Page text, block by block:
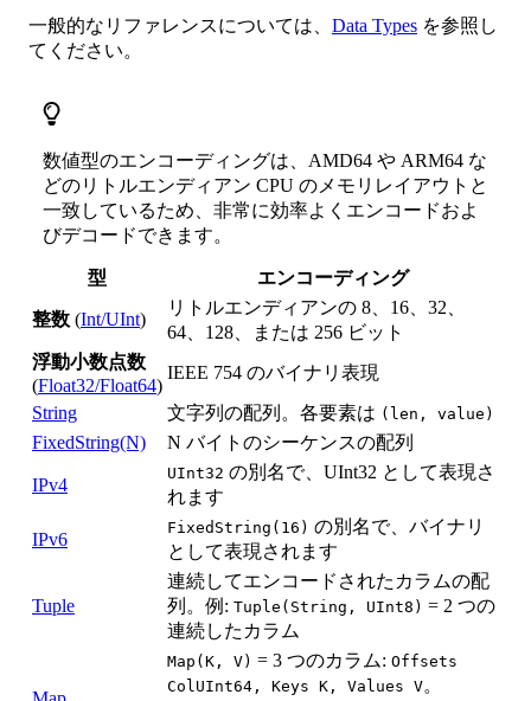
一般的なリファレンスについては、 Data Types を参照し
てください。
数値型のエンコーディングは、AMD64 や ARM64 な
どのリトルエンディアン CPU のメモリレイアウトと
一致しているため、非常に効率よくエンコードおよ
びデコードできます。
型 エンコーディング
整数 (Int/UInt)
リトルエンディアンの 8、16、32、
64、128、または 256 ビット
浮動小数点数
(Float32/Float64)
IEEE 754 のバイナリ表現
String
文字列の配列。各要素は (len, value)
FixedString(N) N バイトのシーケンスの配列
IPv4
UInt32 の別名で、UInt32 として表現さ
れます
IPv6
FixedString(16) の別名で、バイナリ
として表現されます
Tuple
連続してエンコードされたカラムの配
列。例: Tuple(String, UInt8) = 2 つの
連続したカラム
Map(K, V) = 3 つのカラム: Offsets
ColUInt64, Keys K, Values V。